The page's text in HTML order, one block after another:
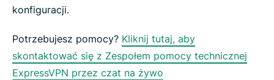
konfiguracji.
Potrzebujesz pomocy? Kliknij tutaj, aby
skontaktować się z Zespołem pomocy technicznej
ExpressVPN przez czat na żywo